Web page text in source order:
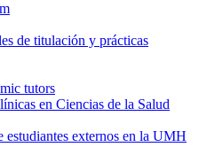
de titulación y prácticas
tutors
en Ciencias de la Salud
estudiantes externos en la UMH